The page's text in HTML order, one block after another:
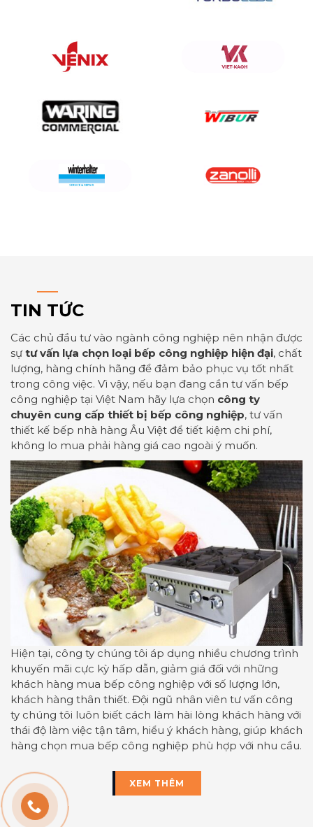
TIN TỨC
Các chủ đầu tư vào ngành công nghiệp nên nhận được
sự tư vấn lựa chọn loại bếp công nghiệp hiện đại, chất
lượng, hàng chính hãng để đảm bảo phục vụ tốt nhất
trong công việc. Vì vậy, nếu bạn đang cần tư vấn bếp
công nghiệp tại Việt Nam hãy lựa chọn công ty
chuyên cung cấp thiết bị bếp công nghiệp, tư vấn
thiết kế bếp nhà hàng Âu Việt để tiết kiệm chi phí,
không lo mua phải hàng giá cao ngoài ý muốn.
Hiện tại, công ty chúng tôi áp dụng nhiều chương trình
khuyến mãi cực kỳ hấp dẫn, giảm giá đối với những
khách hàng mua bếp công nghiệp với số lượng lớn,
khách hàng thân thiết. Đội ngũ nhân viên tư vấn công
ty chúng tôi luôn biết cách làm hài lòng khách hàng với
thái độ làm việc tận tâm, hiểu ý khách hàng, giúp khách
hàng chọn mua bếp công nghiệp phù hợp với nhu cầu.
XEM THÊM